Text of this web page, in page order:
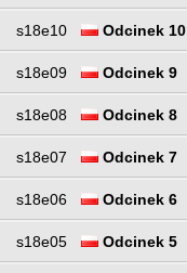
s18e10 Odcinek 10
s18e09 Odcinek 9
s18e08 Odcinek 8
s18e07 Odcinek 7
s18e06 Odcinek 6
s18e05 Odcinek 5